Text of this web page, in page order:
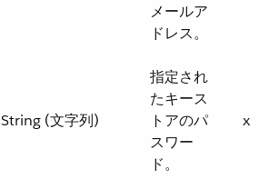
メールア
ドレス。
String (文字列)
指定され
たキース
トアのパ
スワー
ド。
x